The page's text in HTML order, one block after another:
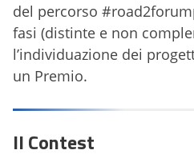
del percorso
fasi (distinte e non
l’individuazione dei
un Premio.
Il Contest